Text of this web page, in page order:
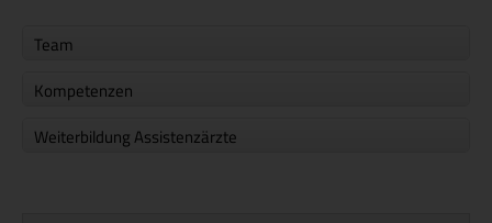
Team
Kompetenzen
Weiterbildung Assistenzärzte